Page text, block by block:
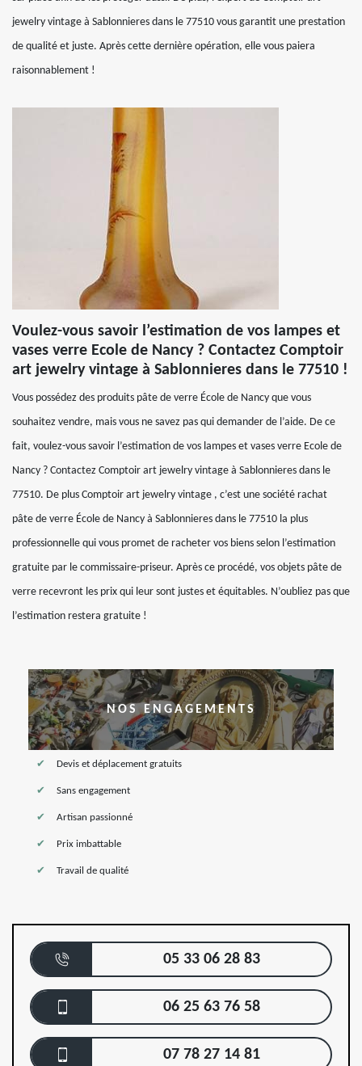
jewelry vintage à Sablonnieres dans le 77510 vous garantit une prestation
de qualité et juste. Après cette dernière opération, elle vous paiera
raisonnablement !
Voulez-vous savoir l’estimation de vos lampes et
vases verre Ecole de Nancy ? Contactez Comptoir
art jewelry vintage à Sablonnieres dans le 77510 !
Vous possédez des produits pâte de verre École de Nancy que vous
souhaitez vendre, mais vous ne savez pas qui demander de l’aide. De ce
fait, voulez-vous savoir l’estimation de vos lampes et vases verre Ecole de
Nancy ? Contactez Comptoir art jewelry vintage à Sablonnieres dans le
77510. De plus Comptoir art jewelry vintage , c’est une société rachat
pâte de verre École de Nancy à Sablonnieres dans le 77510 la plus
professionnelle qui vous promet de racheter vos biens selon l’estimation
gratuite par le commissaire-priseur. Après ce procédé, vos objets pâte de
verre recevront les prix qui leur sont justes et équitables. N’oubliez pas que
l’estimation restera gratuite !
NOS ENGAGEMENTS
Devis et déplacement gratuits
Sans engagement
Artisan passionné
Prix imbattable
Travail de qualité
05 33 06 28 83
06 25 63 76 58
07 78 27 14 81